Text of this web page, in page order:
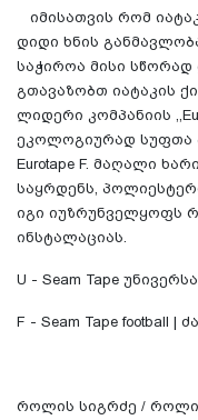
იმისათვის რომ
დიდი ხნის
საჭიროა მისი სწორად
გთავაზობთ იატაკის
ლიდერი კომპანიის
ეკოლოგიურად სუფთა
Eurotape F. მაღალი
საყრდენს,
იგი იუზრუნველყოფს
ინსტალაციას.
U - Seam Tape
F - Seam Tape football
როლის სიგრძე /